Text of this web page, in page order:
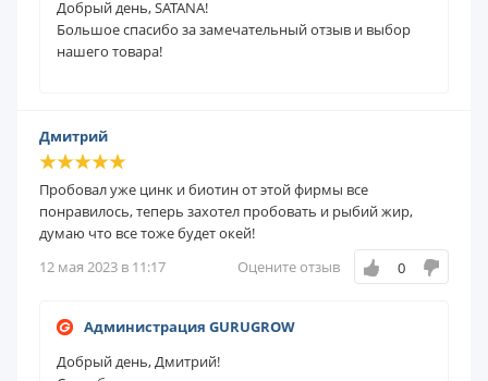
Добрый день, SATANA!
Большое спасибо за замечательный отзыв и выбор
нашего товара!
Дмитрий
Пробовал уже цинк и биотин от этой фирмы все
понравилось, теперь захотел пробовать и рыбий жир,
думаю что все тоже будет окей!
12 мая 2023 в 11:17
Оцените отзыв 0
Администрация GURUGROW
Добрый день, Дмитрий!